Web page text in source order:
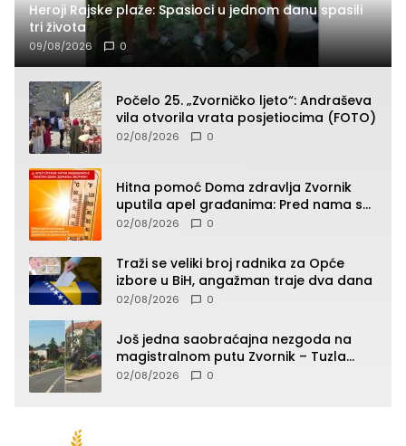
Heroji Rajske plaže: Spasioci u jednom danu spasili
tri života
09/08/2026 0
Počelo 25. „Zvorničko ljeto“: Andraševa
vila otvorila vrata posjetiocima (FOTO)
02/08/2026 0
Hitna pomoć Doma zdravlja Zvornik
uputila apel građanima: Pred nama su
temperature do 40°C, oprez zbog
02/08/2026 0
Traži se veliki broj radnika za Opće
izbore u BiH, angažman traje dva dana
02/08/2026 0
Još jedna saobraćajna nezgoda na
magistralnom putu Zvornik – Tuzla
(FOTO)
02/08/2026 0